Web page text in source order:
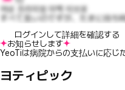
여성 프리미엄 미백 이브로
すべて良いのですが、たまに待
ログインして詳細を確認する
お知らせします
YeoTiは病院からの支払いに応じ
ヨティピック